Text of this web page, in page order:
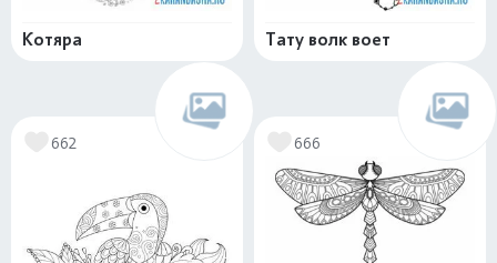
Котяра Тату волк воет
662 666